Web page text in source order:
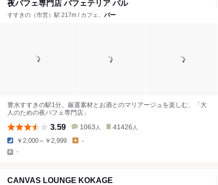
夜パフェ専門店 パフェテリア パル
すすきの（市営）駅 217m / カフェ、 バー
豊水すすきの駅1分。厳選素材とお酒とのマリアージュを楽しむ、「大
人のための夜パフェ専門店」
3.59 1063 人 41426 人
￥2,000～￥2,999 -
-
CANVAS LOUNGE KOKAGE